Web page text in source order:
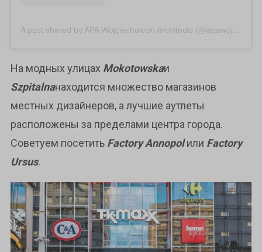
На модных улицах Mokotowskaи
Szpitalnaнаходится множество магазинов
местных дизайнеров, а лучшие аутлеты
расположены за пределами центра города.
Советуем посетить Factory Annopolили Factory
Ursus.